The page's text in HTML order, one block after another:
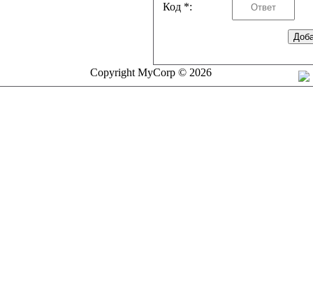
Код *:
Copyright MyCorp © 2026